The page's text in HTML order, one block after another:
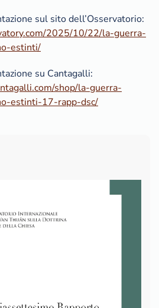
sul sito dell’Osservatorio:
2025/10/22/la-guerra-
estinti/
su Cantagalli:
shop/la-guerra-
estinti-17-rapp-dsc/